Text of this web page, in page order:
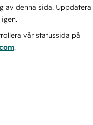
av denna sida. Uppdatera
vår statussida på
.